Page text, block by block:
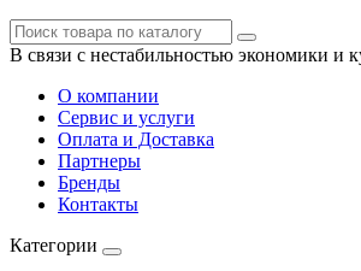
В связи с нестабильностью экономики и
О компании
Сервис и услуги
Оплата и Доставка
Партнеры
Бренды
Контакты
Категории